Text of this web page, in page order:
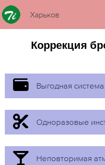
Харьков
Коррекция
Выгодная
Одноразовые
Неповторимая